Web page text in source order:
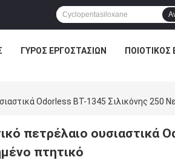
ΓΎΡΟΣ ΕΡΓΟΣΤΑΣΊΩΝ ΠΟΙΟΤΙΚΌΣ
Odorless BT-1345 Σιλικόνης 250
πετρέλαιο ουσιαστικά
πτητικό